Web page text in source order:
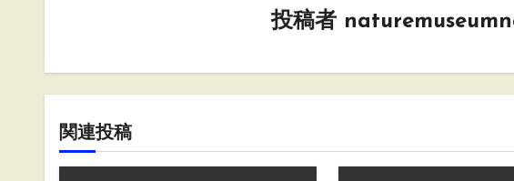
シ
ョ
ン
投稿者
関連投稿